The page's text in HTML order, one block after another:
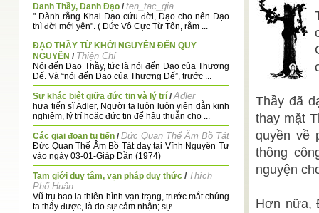
Danh Thầy, Danh Đạo /ten_tac_gia
" Đành rằng Khai Đạo cứu đời, Đạo cho nên Đạo
thì đời mới yên". ( Đức Vô Cực Từ Tôn, rằm ...
ĐẠO THẦY TỪ KHỞI NGUYÊN ĐẾN QUY
NGUYÊN / Thiện Chí
Nói đến Đao Thầy, tức là nói đến Đao của Thương
Đế. Và “nói đến Đao của Thương Đế”, trước ...
Sự khác biệt giữa đức tin và lý trí /Adler
hưa tiến sĩ Adler, Người ta luôn luôn viện dẫn kinh
nghiệm, lý trí hoặc đức tin để hậu thuẫn cho ...
Các giai đọan tu tiến /Đức Quan Thế Âm Bồ Tát
Đức Quan Thế Âm Bồ Tát dạy tại Vĩnh Nguyên Tự
vào ngày 03-01-Giáp Dần (1974)
Tam giới duy tâm, vạn pháp duy thức / Thích
Phổ Huân
Vũ trụ bao la thiên hình vạn trạng, trước mắt chúng
ta thấy được, là do sự cảm nhận; sự ...
Thầy đã
thay mặt
quyền về
thông
nguyện
Hơn nữa,